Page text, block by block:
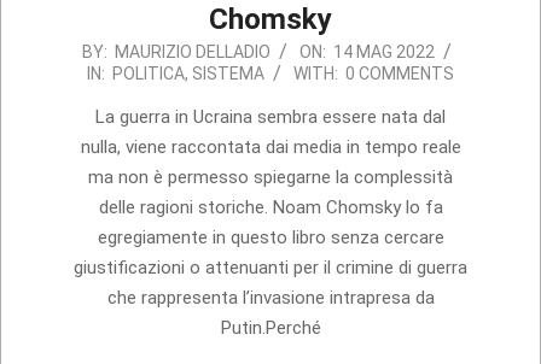
Chomsky
2022-
05-
BY: MAURIZIO DELLADIO ON: 14 MAG 2022
IN: POLITICA, SISTEMA WITH: 0 COMMENTS
La guerra in Ucraina sembra essere nata dal
nulla, viene raccontata dai media in tempo reale
ma non è permesso spiegarne la complessità
delle ragioni storiche. Noam Chomsky lo fa
egregiamente in questo libro senza cercare
giustificazioni o attenuanti per il crimine di guerra
che rappresenta l’invasione intrapresa da
Putin.Perché